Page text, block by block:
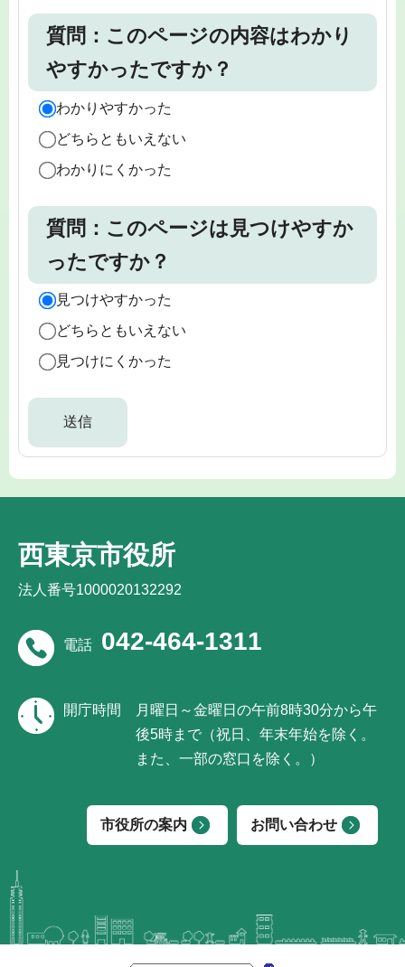
質問：このページの内容はわかり
やすかったですか？
わかりやすかった
どちらともいえない
わかりにくかった
質問：このページは見つけやすか
ったですか？
見つけやすかった
どちらともいえない
見つけにくかった
西東京市役所
法人番号1000020132292
電話 042-464-1311
開庁時間
月曜日～金曜日の午前8時30分から午
後5時まで（祝日、年末年始を除く。
また、一部の窓口を除く。）
市役所の案内 お問い合わせ